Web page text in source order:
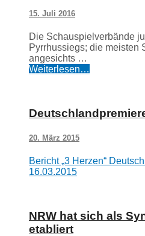
15. Juli 2016
Die Schauspielverbände
Pyrrhussiegs; die meisten
angesichts …
Weiterlesen…
20. März 2015
Bericht „3 Herzen“
16.03.2015
NRW hat sich als
etabliert